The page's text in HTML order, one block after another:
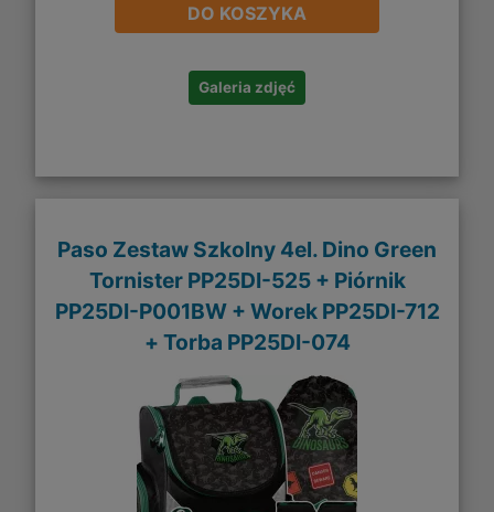
DO KOSZYKA
Galeria zdjęć
Paso Zestaw Szkolny 4el. Dino Green
Tornister PP25DI-525 + Piórnik
PP25DI-P001BW + Worek PP25DI-712
+ Torba PP25DI-074